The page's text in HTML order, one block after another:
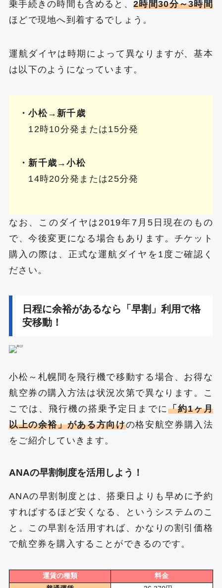
乗手続きの時間も含めると、 2時間30分～3時間
ほどで現地へ到着するでしょう。
運航ダイヤは時期によって異なりますが、基本
は以下のようになっています。
・小松→新千歳
12時10分発または15分発
・新千歳→小松
14時20分発または25分発
なお、このダイヤは2019年7月5日現在のもの
で、今後変更になる場合もあります。チケット
購入の際は、正式な運航ダイヤを1度ご確認く
ださい。
日程に余裕があるなら「早割」利用で格
安移動！
小松～札幌間を飛行機で移動する場合、お得な
航空券の購入方法は状況次第で異なります。こ
こでは、飛行機の搭乗予定日までに 「約1ヶ月
以上の余裕」がある方向けの格安航空券購入法
をご紹介していきます。
ANAの早割制度を活用しよう！
ANAの早割制度とは、搭乗日よりも早めに予約
すればするほど安くなる、というシステムのこ
と。この早割を活用すれば、かなりの割引価格
で航空券を購入することができるのです。
運賃の種類
料金